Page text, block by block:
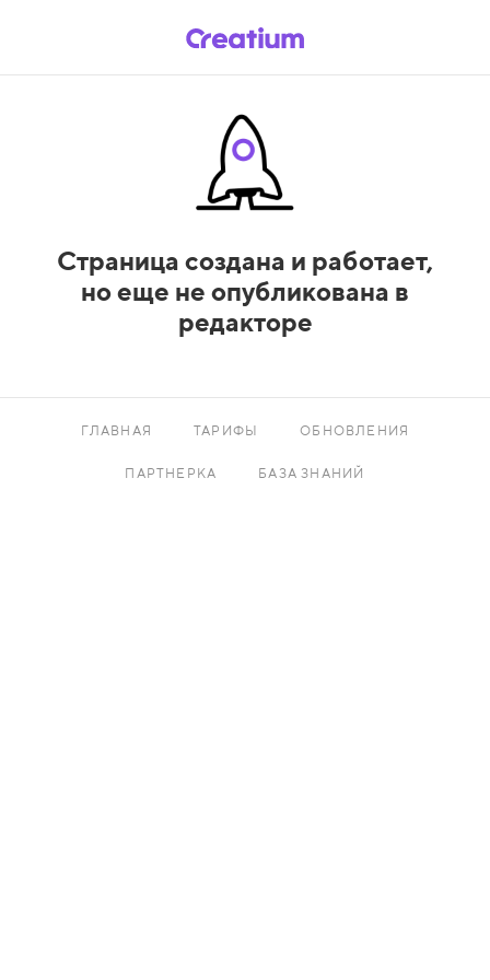
Страница создана и работает,
но еще не опубликована в
редакторе
ГЛАВНАЯ ТАРИФЫ ОБНОВЛЕНИЯ
ПАРТНЕРКА БАЗА ЗНАНИЙ